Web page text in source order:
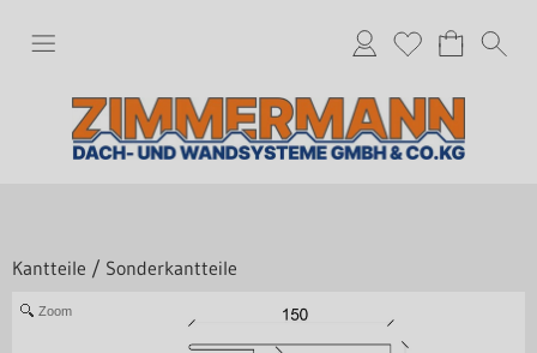
Kantteile / Sonderkantteile
Zoom